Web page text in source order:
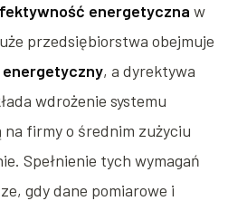
energetyczna w
przedsiębiorstwa obejmuje
, a dyrektywa
wdrożenie systemu
firmy o średnim zużyciu
Spełnienie tych wymagań
gdy dane pomiarowe i